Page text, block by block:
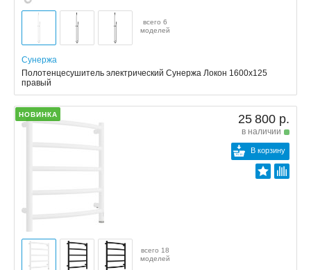
всего 6
моделей
Сунержа
Полотенцесушитель электрический Сунержа Локон 1600х125
правый
НОВИНКА 25 800 р.
в наличии
В корзину
всего 18
моделей